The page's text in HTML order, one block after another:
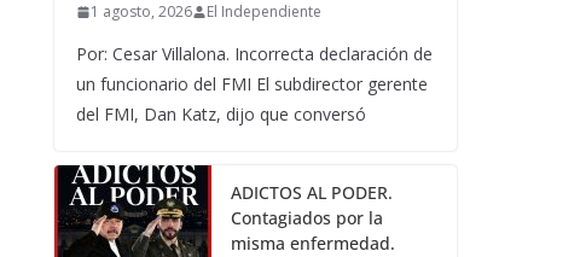
1 agosto, 2026 El Independiente
Por: Cesar Villalona. Incorrecta declaración de
un funcionario del FMI El subdirector gerente
del FMI, Dan Katz, dijo que conversó
ADICTOS AL PODER.
Contagiados por la
misma enfermedad.